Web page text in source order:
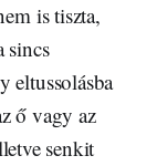
is tiszta,
sincs
eltussolásba
ő vagy az
senkit